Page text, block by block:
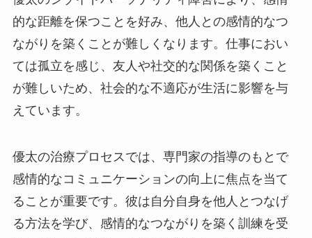
的な距離を保つことを好み、他人との感情的なつ
ながりを築くことが難しくなります。仕事におい
ては孤立を感じ、友人や社交的な関係を築くこと
が難しいため、社会的な不適応が生活に影響を与
えています。
優太の治療プロセスでは、専門家の指導のもとで
感情的なコミュニケーションの向上に焦点を当て
ることが重要です。彼は自分自身を他人とつなげ
る方法を学び、感情的なつながりを築く訓練を受